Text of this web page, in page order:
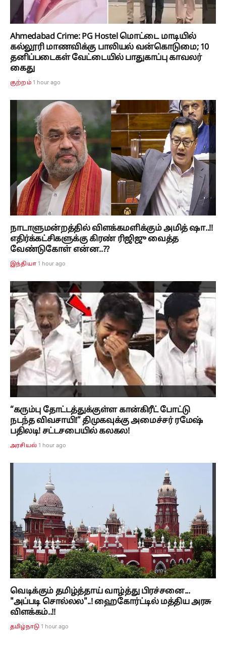
Ahmedabad Crime: PG Hostel மொட்டை மாடியில்
கல்லூரி மாணவிக்கு பாலியல் வன்கொடுமை; 10
தனிப்படைகள் வேட்டையில் பாதுகாப்பு காவலர்
கைது
குற்றம் 1 hour ago
நாடாளுமன்றத்தில் விளக்கமளிக்கும் அமித் ஷா..!!
எதிர்க்கட்சிகளுக்கு கிரண் ரிஜிஜு வைத்த
வேண்டுகோள் என்ன..??
இந்தியா 1 hour ago
“கரும்பு தோட்டத்துக்குள்ள கான்கிரீட் போட்டு
நடந்த விவசாயி!” திமுகவுக்கு அமைச்சர் ரமேஷ்
பதிலடி! சட்டசபையில் கலகல!
அரசியல் 1 hour ago
வெடிக்கும் தமிழ்த்தாய் வாழ்த்து பிரச்சனை...
"அப்படி சொல்லல"..! ஹைகோர்ட்டில் மத்திய அரசு
விளக்கம்..!!
தமிழ்நாடு 1 hour ago